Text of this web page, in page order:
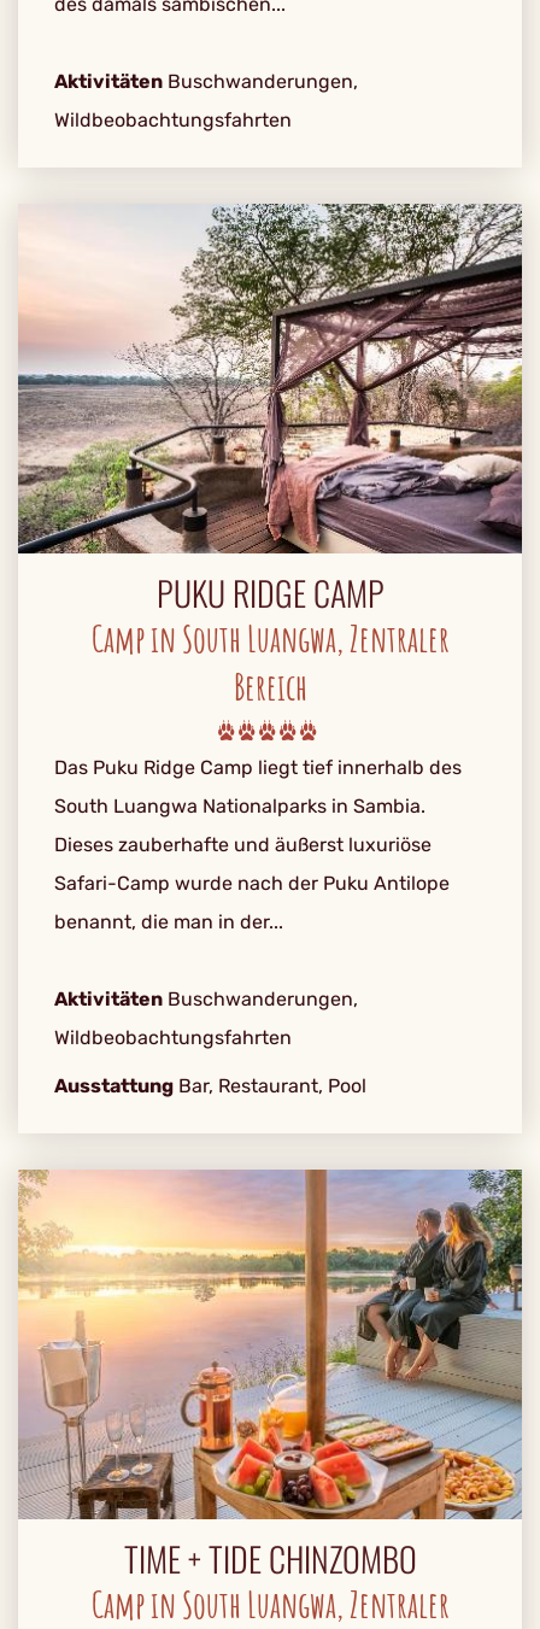
Aktivitäten Buschwanderungen,
Wildbeobachtungsfahrten
PUKU RIDGE CAMP
Camp in South Luangwa, Zentraler
Bereich
Das Puku Ridge Camp liegt tief innerhalb des
South Luangwa Nationalparks in Sambia.
Dieses zauberhafte und äußerst luxuriöse
Safari-Camp wurde nach der Puku Antilope
benannt, die man in der...
Aktivitäten Buschwanderungen,
Wildbeobachtungsfahrten
Ausstattung Bar, Restaurant, Pool
TIME + TIDE CHINZOMBO
Camp in South Luangwa, Zentraler